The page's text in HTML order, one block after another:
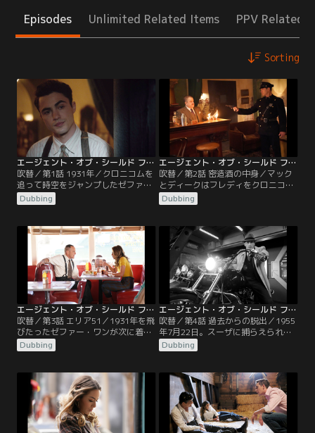
Episodes Unlimited Related Items PPV Related
Sorting
エージェント・オブ・シールド ファイナル・シーズン 第01話／吹替【MARVEL】
吹替／第1話 1931年／クロニコムを
追って時空をジャンプしたゼファ
ー・ワンが到着したのは1931年のニ
ューヨーク。マック、デイジー、デ
ロニコムの狙いを探るべく町に出
る。警察無線を傍受した結果、顔を
奪われた死体が発見されたことがわ
かる。一方、イノックはメイの細胞
再生に取りかかるが、目を離した隙
にメイが…。
Dubbing
エージェント・オブ・シールド ファイナル・シーズン 第02話／吹替【MARVEL】
吹替／第2話 密造酒の中身／マック
とディークはフレディをクロニコム
から守って車で逃走。取引場所まで
汽車で向かうというフレディに同行
したヴァイオラを連れてケーニグの
店へ行き、シモンズ、エレナと合
流。ヴァイオラはシモンズの手術で
一命を取り留める。シモンズはヴァ
イオラの靴に付着した液体を分析、
それが超人血清の…。
Dubbing
エージェント・オブ・シールド ファイナル・シーズン 第03話／吹替【MARVEL】
吹替／第3話 エリア51／1931年を飛
びたったゼファー・ワンが次に着い
たのは1955年。場所はネバダ州のエ
リア51。そこには初期のシールドの
れたシールドの面々は、国防総省か
らやって来た役人シャープを拉致し
てIDカードを奪う。そしてコールソ
ンがシャープに扮し、シモンズはエ
ージェント・ペギー・カーターに扮
Dubbing
エージェント・オブ・シールド ファイナル・シーズン 第04話／吹替【MARVEL】
吹替／第4話 過去からの脱出／1955
年7月22日。スーザに捕らえられた
コールソンは、この日がスーザにと
って最後の日であることを知ってい
ド・スタークに届けた直後、凶弾に
倒れる運命だったのだ。だが開発者
のリンドモア博士がクロニコムに殺
されてしまったので、その時点でス
ーザの手元に装置がなかった。コー
Dubbing